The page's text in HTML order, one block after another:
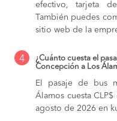
efectivo, tarjeta
También puedes
sitio web de la
4
¿Cuánto cuesta el
Concepción a Los
El pasaje de bus
Álamos cuesta
agosto de 2026 en